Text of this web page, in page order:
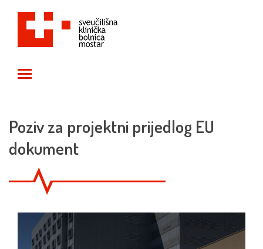
Poziv za projektni prijedlog EU
dokument